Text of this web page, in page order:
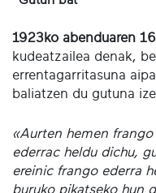
1923ko abenduaren
kudeatzailea denak,
errentagarritasuna
baliatzen du gutuna
«Aurten hemen
ederrac heldu dichu,
ereinic frango ederra
buruko pikatseko hun